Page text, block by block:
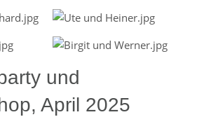
und
April 2025